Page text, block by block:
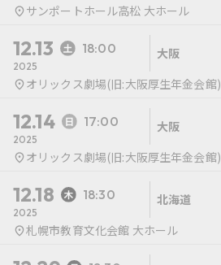
サンポートホール高松 大ホール
12.13 18:00
2025
大阪
オリックス劇場(旧:大阪厚生年金会館)
12.14 17:00
2025
大阪
オリックス劇場(旧:大阪厚生年金会館)
12.18 18:30
2025
北海道
札幌市教育文化会館 大ホール